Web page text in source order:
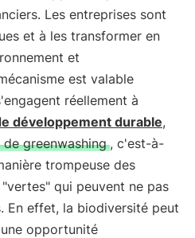
Les entreprises sont
et à les transformer en
et
est valable
réellement à
développement durable,
de greenwashing , c'est-à-
trompeuse des
qui peuvent ne pas
En effet, la biodiversité peut
opportunité